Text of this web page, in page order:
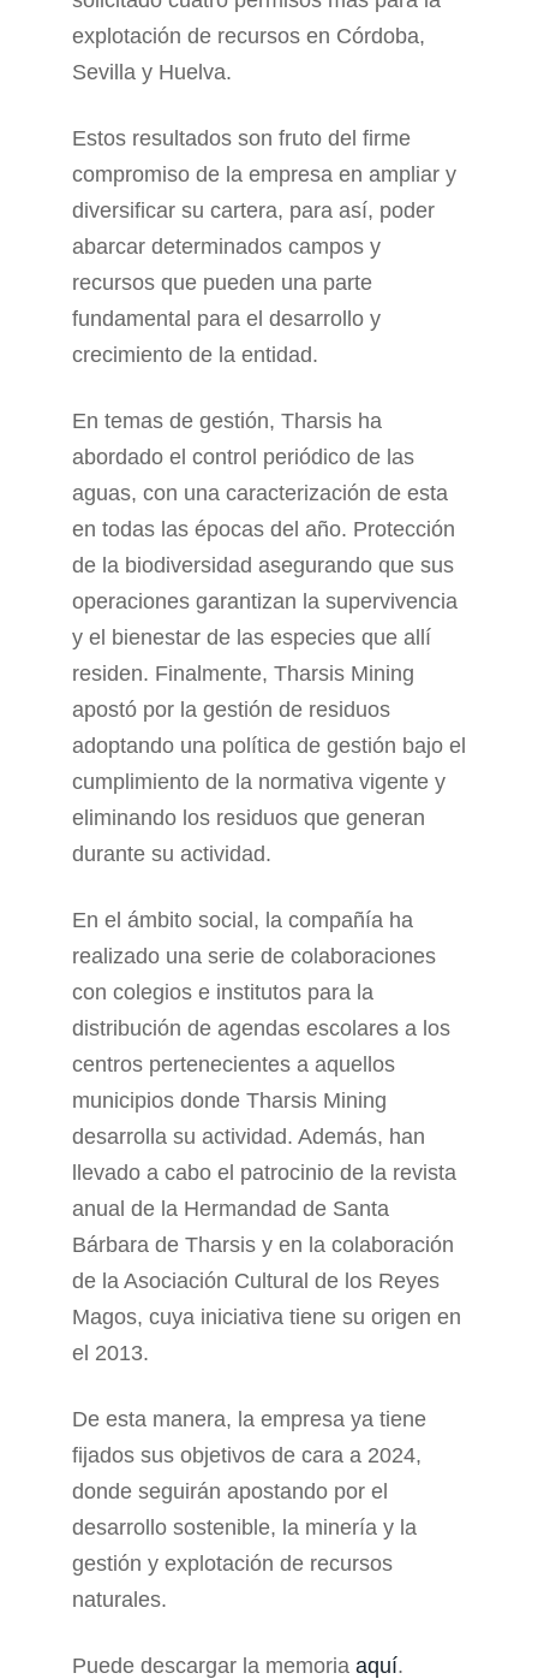
explotación de recursos en Córdoba,
Sevilla y Huelva.
Estos resultados son fruto del firme
compromiso de la empresa en ampliar y
diversificar su cartera, para así, poder
abarcar determinados campos y
recursos que pueden una parte
fundamental para el desarrollo y
crecimiento de la entidad.
En temas de gestión, Tharsis ha
abordado el control periódico de las
aguas, con una caracterización de esta
en todas las épocas del año. Protección
de la biodiversidad asegurando que sus
operaciones garantizan la supervivencia
y el bienestar de las especies que allí
residen. Finalmente, Tharsis Mining
apostó por la gestión de residuos
adoptando una política de gestión bajo el
cumplimiento de la normativa vigente y
eliminando los residuos que generan
durante su actividad.
En el ámbito social, la compañía ha
realizado una serie de colaboraciones
con colegios e institutos para la
distribución de agendas escolares a los
centros pertenecientes a aquellos
municipios donde Tharsis Mining
desarrolla su actividad. Además, han
llevado a cabo el patrocinio de la revista
anual de la Hermandad de Santa
Bárbara de Tharsis y en la colaboración
de la Asociación Cultural de los Reyes
Magos, cuya iniciativa tiene su origen en
el 2013.
De esta manera, la empresa ya tiene
fijados sus objetivos de cara a 2024,
donde seguirán apostando por el
desarrollo sostenible, la minería y la
gestión y explotación de recursos
naturales.
Puede descargar la memoria aquí.